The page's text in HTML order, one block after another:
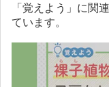
「覚えよう」に関
ています。